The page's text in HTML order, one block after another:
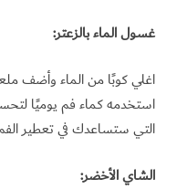
غسول الماء بالزعتر:
اغلي كوبًا من الماء وأضف
استخدمه كماء فم يوميًا
التي ستساعدك في تعطير
الشاي الأخضر: